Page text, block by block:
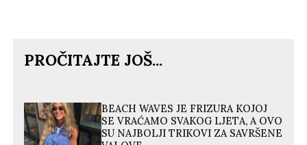
PROČITAJTE JOŠ...
BEACH WAVES JE FRIZURA KOJOJ
SE VRAĆAMO SVAKOG LJETA, A OVO
SU NAJBOLJI TRIKOVI ZA SAVRŠENE